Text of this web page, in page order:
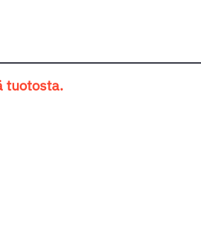
tuotosta.